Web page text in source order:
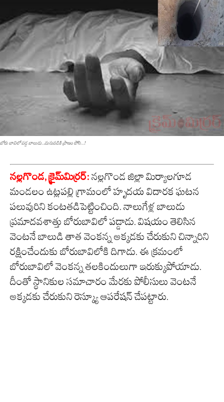
బోరు బావిలో ప‌డ్డ బాలుడు...మ‌నువ‌డికి ప్రాణం పోసి...!
నల్లగొండ, క్రైమ్‌మిర్ర‌ర్‌: న‌ల్ల‌గొండ జిల్లా మిర్యాల‌గూడ
మండ‌లం ఉట్ల‌ప‌ల్లి గ్రామంలో హృద‌య విదార‌క ఘ‌ట‌న
ప‌లువురిని కంట‌త‌డిపెట్టించింది. నాలుగేళ్ల బాలుడు
ప్రమాదవశాత్తు బోరుబావిలో పడ్డాడు. విషయం తెలిసిన
వెంటనే బాలుడి తాత వెంకన్న అక్కడకు చేరుకుని చిన్నారిని
రక్షించేందుకు బోరుబావిలోకి దిగాడు. ఈ క్రమంలో
బోరుబావిలో వెంకన్న తలకిందులుగా ఇరుక్కుపోయాడు.
దీంతో స్థానికుల సమాచారం మేరకు పోలీసులు వెంటనే
అక్కడకు చేరుకుని రెస్క్యూ ఆపరేషన్ చేపట్టారు.